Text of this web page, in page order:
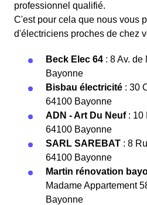
professionnel qualifié.
C'est pour cela que nous vous
d'électriciens proches de chez
Beck Elec 64 : 8 Av. de
Bayonne
Bisbau électricité : 30
64100 Bayonne
ADN - Art Du Neuf: 10
64100 Bayonne
SARL SAREBAT : 8
64100 Bayonne
Martin rénovation
Madame Appartement
Bayonne